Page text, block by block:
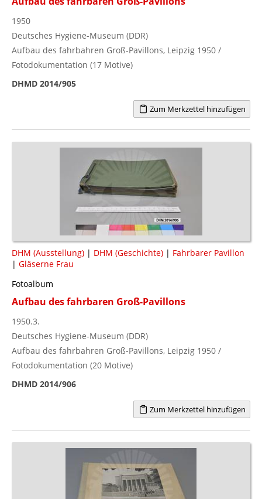
1950
Deutsches Hygiene-Museum (DDR)
Aufbau des fahrbahren Groß-Pavillons, Leipzig 1950 /
Fotodokumentation (17 Motive)
DHMD 2014/905
Zum Merkzettel hinzufügen
DHM (Ausstellung) | DHM (Geschichte) | Fahrbarer Pavillon
| Gläserne Frau
Fotoalbum
Aufbau des fahrbaren Groß-Pavillons
1950.3.
Deutsches Hygiene-Museum (DDR)
Aufbau des fahrbahren Groß-Pavillons, Leipzig 1950 /
Fotodokumentation (20 Motive)
DHMD 2014/906
Zum Merkzettel hinzufügen